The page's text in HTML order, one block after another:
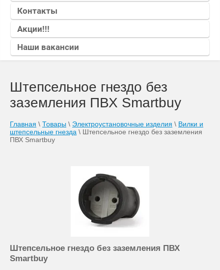
Контакты
Акции!!!
Наши вакансии
Штепсельное гнездо без
заземления ПВХ Smartbuy
Главная \ Товары \ Электроустановочные изделия \ Вилки и
штепсельные гнезда \ Штепсельное гнездо без заземления
ПВХ Smartbuy
Штепсельное гнездо без заземления ПВХ
Smartbuy